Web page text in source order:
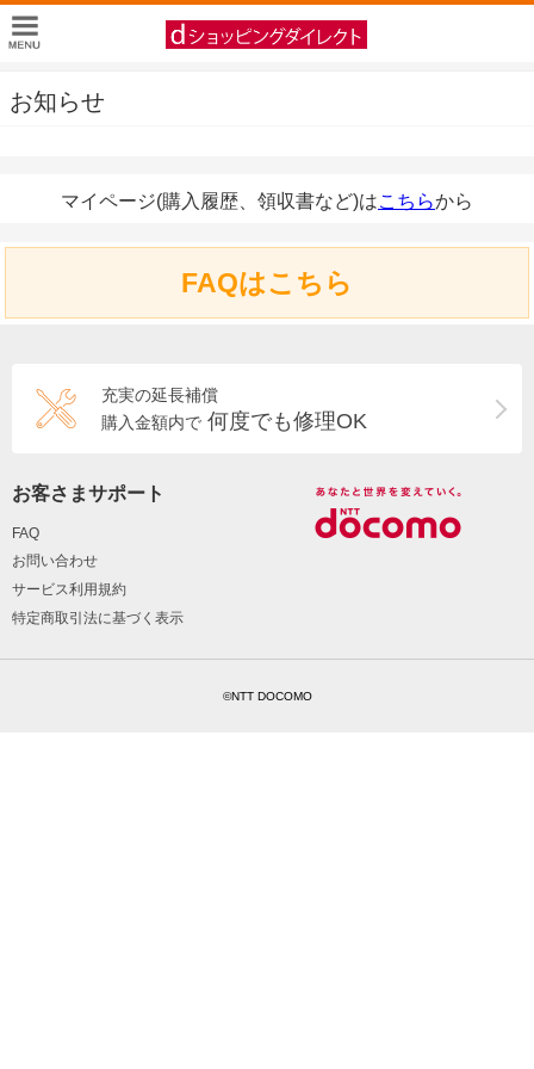
お知らせ
マイページ(購入履歴、領収書など)はこちらから
FAQはこちら
充実の延長補償
購入金額内で 何度でも修理OK
お客さまサポート
FAQ
お問い合わせ
サービス利用規約
特定商取引法に基づく表示
©NTT DOCOMO